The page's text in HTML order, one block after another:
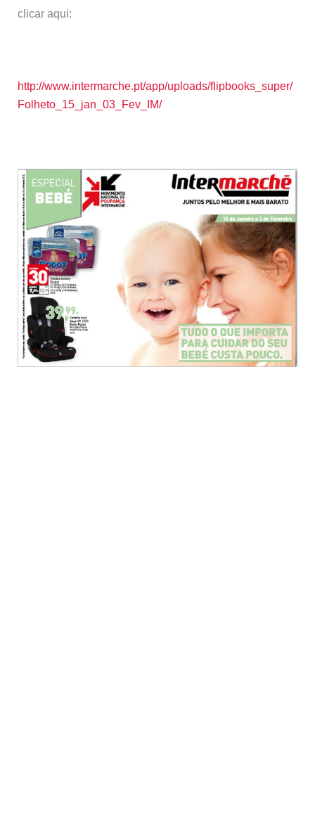
clicar aqui:
http://www.intermarche.pt/app/uploads/flipbooks_super/
Folheto_15_jan_03_Fev_IM/